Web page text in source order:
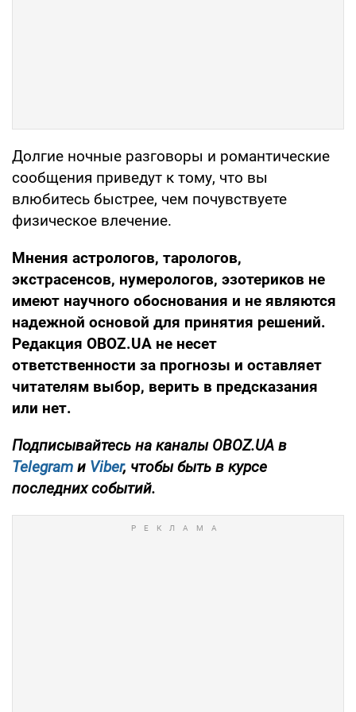
Долгие ночные разговоры и романтические
сообщения приведут к тому, что вы
влюбитесь быстрее, чем почувствуете
физическое влечение.
Мнения астрологов, тарологов,
экстрасенсов, нумерологов, эзотериков не
имеют научного обоснования и не являются
надежной основой для принятия решений.
Редакция OBOZ.UA не несет
ответственности за прогнозы и оставляет
читателям выбор, верить в предсказания
или нет.
Подписывайтесь на каналы OBOZ.UA в
Telegram и Viber, чтобы быть в курсе
последних событий.